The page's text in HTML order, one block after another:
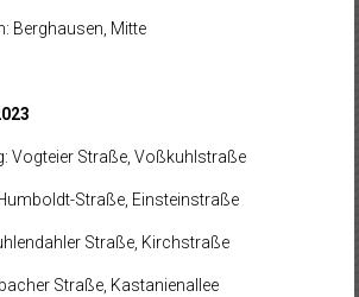
Berghausen, Mitte
Vogteier Straße, Voßkuhlstraße
Straße, Einsteinstraße
Straße, Kirchstraße
Straße, Kastanienallee